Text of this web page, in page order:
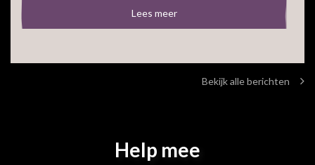
Lees meer
Bekijk alle berichten
Help mee